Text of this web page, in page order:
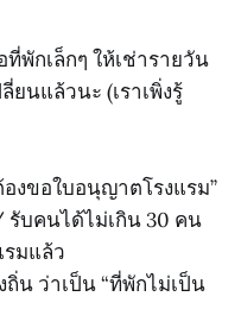
พักเล็กๆ ให้เช่ารายวัน
นแล้วนะ (เราเพิ่งรู้
องขอใบอนุญาตโรงแรม”
รับคนได้ไม่เกิน 30 คน
มแล้ว
น ว่าเป็น “ที่พักไม่เป็น